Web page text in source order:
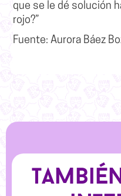
que se le dé solución
rojo?”
Fuente: Aurora Báez